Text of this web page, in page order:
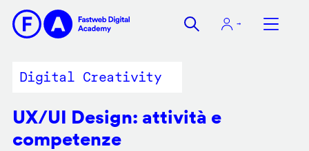
contenuto
Digital Creativity
UX/UI Design: attività e
competenze